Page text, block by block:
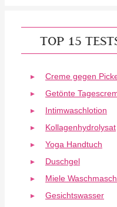
TOP 15
Creme gegen
Getönte
Intimwaschlotion
Kollagenhydrolysat
Yoga Handtuch
Duschgel
Miele
Gesichtswasser